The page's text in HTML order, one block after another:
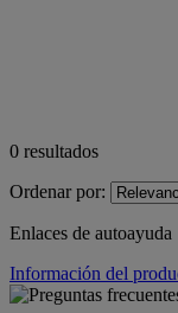
0 resultados
Ordenar por:
Enlaces de autoayuda
Información del